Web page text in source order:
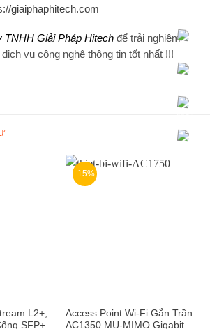
giaiphaphitech.com
TNHH Giải Pháp Hitech để trải nghiệm
vụ công nghệ thông tin tốt nhất !!!
L2+,
SFP+
-15%
Access Point Wi-Fi Gắn Trần
AC1350 MU-MIMO Gigabit